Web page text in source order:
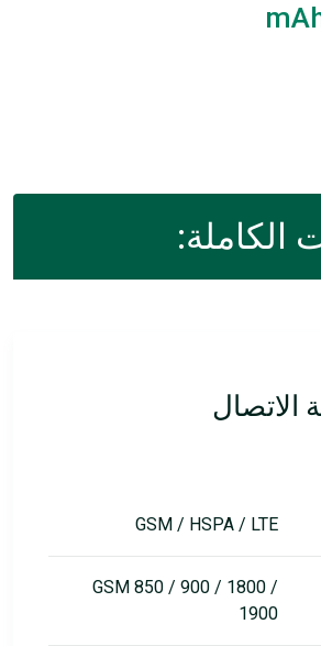
الكاملة:
الاتصال
GSM / HSPA / LTE
GSM 850 / 900 / 1800 /
1900